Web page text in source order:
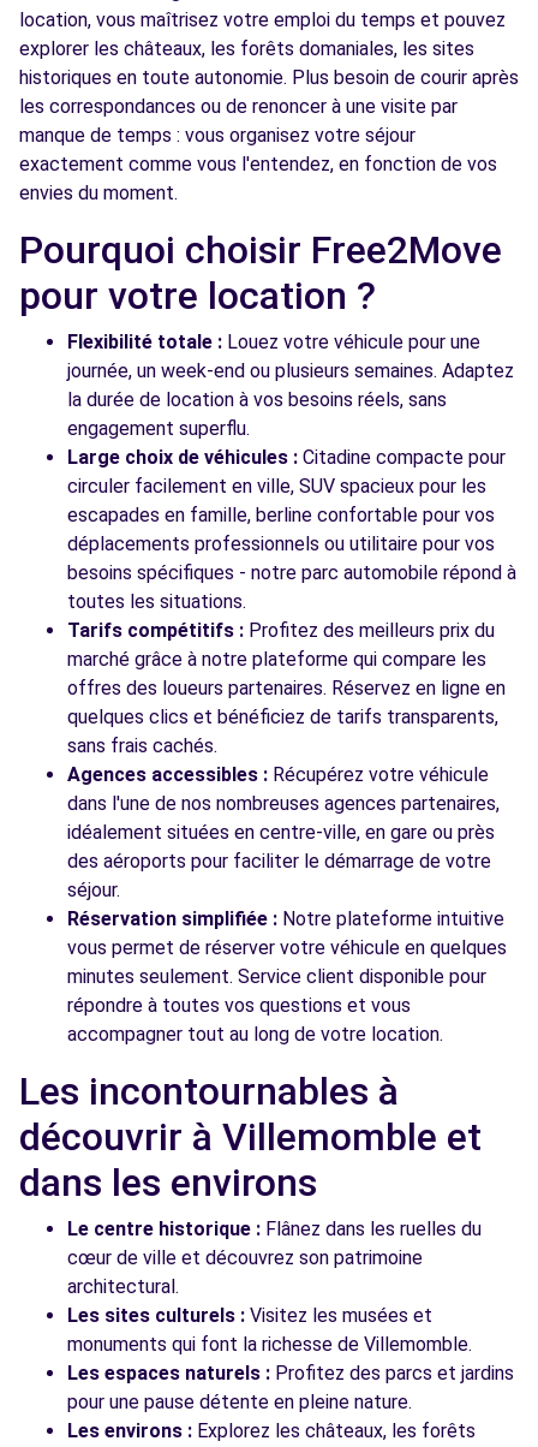
Free2move Rent - S&You - FONTENAY
SOUS BOIS (P)
5.5
km
9-15 AV DE LA REPUBLIQUE
FONTENAY SOUS BOIS, FR-94, 94120
Voir l'agence
Free2Move Rent - GARAGE MOLIERE
WILSON - MONTREUIL (C)
5.9
16 RUE MOLIERE
MONTREUIL, 93100
Voir l'agence
Voir toutes les agences
location, vous maîtrisez votre emploi du temps et pouvez
explorer les châteaux, les forêts domaniales, les sites
historiques en toute autonomie. Plus besoin de courir après
les correspondances ou de renoncer à une visite par
manque de temps : vous organisez votre séjour
exactement comme vous l'entendez, en fonction de vos
envies du moment.
Pourquoi choisir Free2Move
pour votre location ?
Flexibilité totale : Louez votre véhicule pour une
journée, un week-end ou plusieurs semaines. Adaptez
la durée de location à vos besoins réels, sans
engagement superflu.
Large choix de véhicules : Citadine compacte pour
circuler facilement en ville, SUV spacieux pour les
escapades en famille, berline confortable pour vos
déplacements professionnels ou utilitaire pour vos
besoins spécifiques - notre parc automobile répond à
toutes les situations.
Tarifs compétitifs : Profitez des meilleurs prix du
marché grâce à notre plateforme qui compare les
offres des loueurs partenaires. Réservez en ligne en
quelques clics et bénéficiez de tarifs transparents,
sans frais cachés.
Agences accessibles : Récupérez votre véhicule
dans l'une de nos nombreuses agences partenaires,
idéalement situées en centre-ville, en gare ou près
des aéroports pour faciliter le démarrage de votre
séjour.
Réservation simplifiée : Notre plateforme intuitive
vous permet de réserver votre véhicule en quelques
minutes seulement. Service client disponible pour
répondre à toutes vos questions et vous
accompagner tout au long de votre location.
Les incontournables à
découvrir à Villemomble et
dans les environs
Le centre historique : Flânez dans les ruelles du
cœur de ville et découvrez son patrimoine
architectural.
Les sites culturels : Visitez les musées et
monuments qui font la richesse de Villemomble.
Les espaces naturels : Profitez des parcs et jardins
pour une pause détente en pleine nature.
Les environs : Explorez les châteaux, les forêts